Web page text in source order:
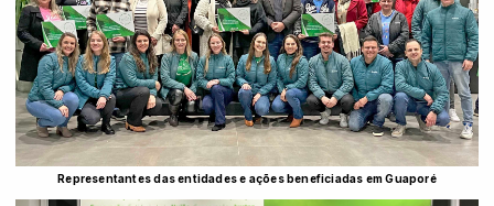
Representantes das entidades e ações beneficiadas em Guaporé